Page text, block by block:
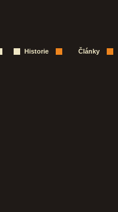
Historie
Články